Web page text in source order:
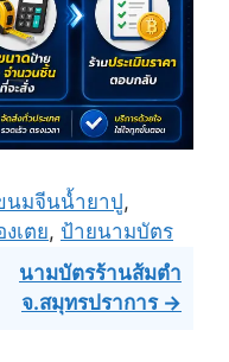
นมจีนน้ำยาปู,
เตย, ป้ายนามบัตร
นามบัตรร้านส้มตำ
จ.สมุทรปราการ →